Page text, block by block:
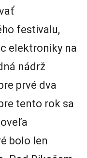
festivalu,
elektroniky na
nádrž
prvé dva
tento rok sa
bolo len